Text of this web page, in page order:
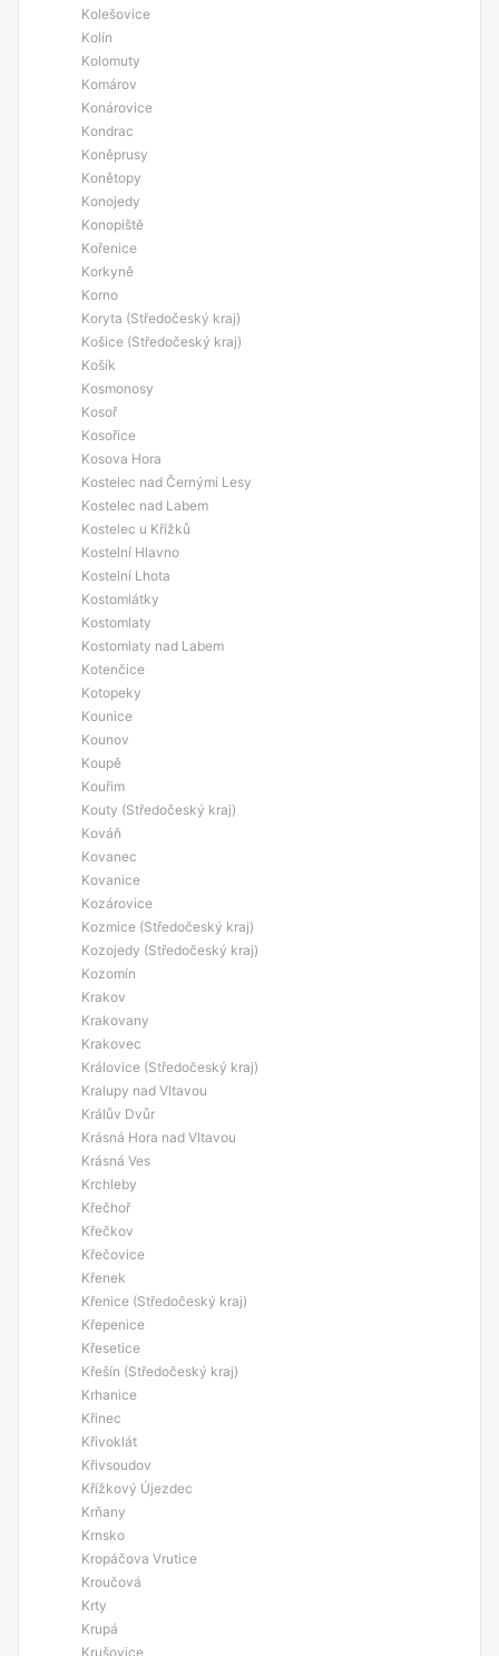
Kolešovice
Kolín
Kolomuty
Komárov
Konárovice
Kondrac
Koněprusy
Konětopy
Konojedy
Konopiště
Kořenice
Korkyně
Korno
Koryta (Středočeský kraj)
Košice (Středočeský kraj)
Košík
Kosmonosy
Kosoř
Kosořice
Kosova Hora
Kostelec nad Černými Lesy
Kostelec nad Labem
Kostelec u Křížků
Kostelní Hlavno
Kostelní Lhota
Kostomlátky
Kostomlaty
Kostomlaty nad Labem
Kotenčice
Kotopeky
Kounice
Kounov
Koupě
Kouřim
Kouty (Středočeský kraj)
Kováň
Kovanec
Kovanice
Kozárovice
Kozmice (Středočeský kraj)
Kozojedy (Středočeský kraj)
Kozomín
Krakov
Krakovany
Krakovec
Královice (Středočeský kraj)
Kralupy nad Vltavou
Králův Dvůr
Krásná Hora nad Vltavou
Krásná Ves
Krchleby
Křečhoř
Křečkov
Křečovice
Křenek
Křenice (Středočeský kraj)
Křepenice
Křesetice
Křešín (Středočeský kraj)
Krhanice
Křinec
Křivoklát
Křivsoudov
Křížkový Újezdec
Krňany
Krnsko
Kropáčova Vrutice
Kroučová
Krty
Krupá
Krušovice